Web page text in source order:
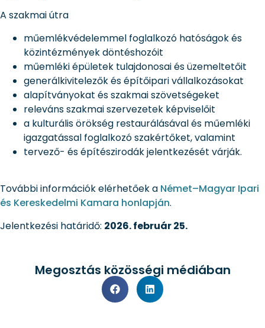
A szakmai útra
műemlékvédelemmel foglalkozó hatóságok és
közintézmények döntéshozóit
műemléki épületek tulajdonosai és üzemeltetőit
generálkivitelezők és építőipari vállalkozásokat
alapítványokat és szakmai szövetségeket
releváns szakmai szervezetek képviselőit
a kulturális örökség restaurálásával és műemléki
igazgatással foglalkozó szakértőket, valamint
tervező- és építészirodák jelentkezését várják.
További információk elérhetőek a Német–Magyar Ipari
és Kereskedelmi Kamara honlapján.
Jelentkezési határidő: 2026. február 25.
Megosztás közösségi médiában